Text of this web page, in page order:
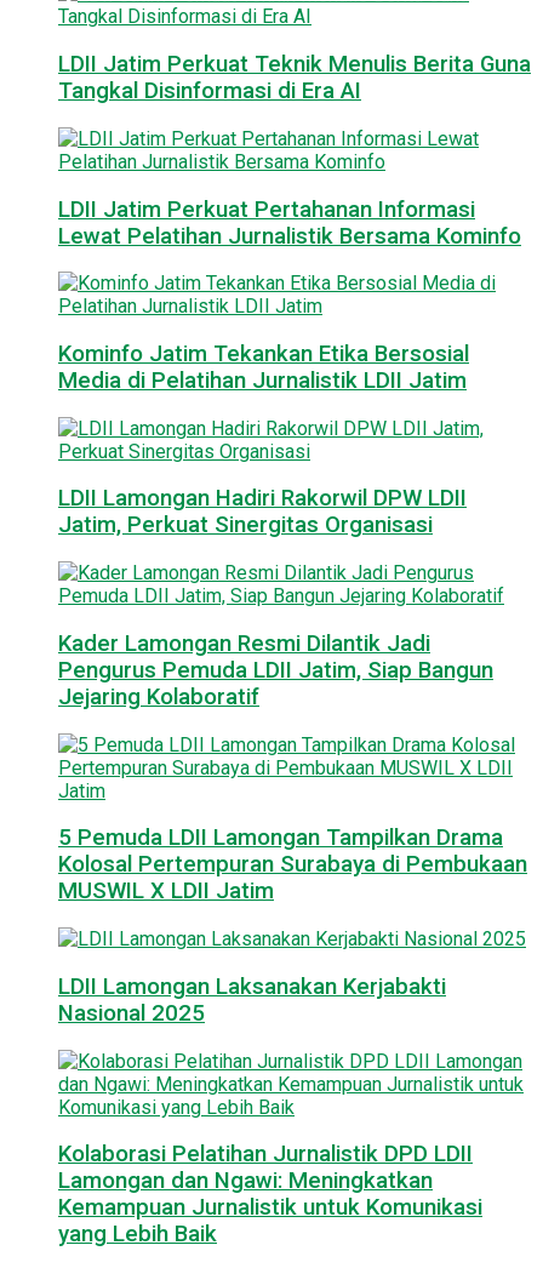
LDII Jatim Perkuat Teknik Menulis Berita Guna
Tangkal Disinformasi di Era AI
LDII Jatim Perkuat Pertahanan Informasi
Lewat Pelatihan Jurnalistik Bersama Kominfo
Kominfo Jatim Tekankan Etika Bersosial
Media di Pelatihan Jurnalistik LDII Jatim
LDII Lamongan Hadiri Rakorwil DPW LDII
Jatim, Perkuat Sinergitas Organisasi
Kader Lamongan Resmi Dilantik Jadi
Pengurus Pemuda LDII Jatim, Siap Bangun
Jejaring Kolaboratif
5 Pemuda LDII Lamongan Tampilkan Drama
Kolosal Pertempuran Surabaya di Pembukaan
MUSWIL X LDII Jatim
LDII Lamongan Laksanakan Kerjabakti
Nasional 2025
Kolaborasi Pelatihan Jurnalistik DPD LDII
Lamongan dan Ngawi: Meningkatkan
Kemampuan Jurnalistik untuk Komunikasi
yang Lebih Baik